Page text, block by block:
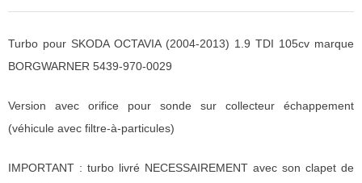
Turbo pour SKODA OCTAVIA (2004-2013) 1.9 TDI 105cv marque
BORGWARNER 5439-970-0029
Version avec orifice pour sonde sur collecteur échappement
(véhicule avec filtre-à-particules)
IMPORTANT : turbo livré NECESSAIREMENT avec son clapet de